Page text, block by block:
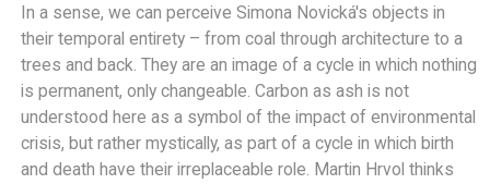
In a sense, we can perceive Simona Novická's objects in
their temporal entirety – from coal through architecture to a
trees and back. They are an image of a cycle in which nothing
is permanent, only changeable. Carbon as ash is not
understood here as a symbol of the impact of environmental
crisis, but rather mystically, as part of a cycle in which birth
and death have their irreplaceable role. Martin Hrvol thinks